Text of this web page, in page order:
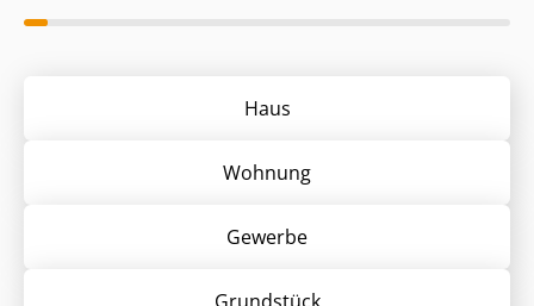
Haus
Wohnung
Gewerbe